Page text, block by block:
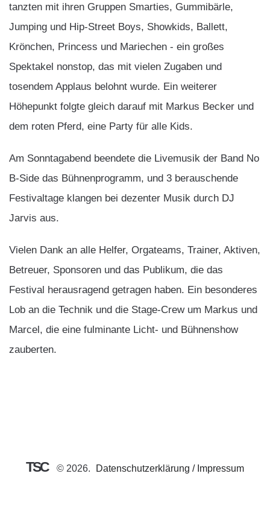
tanzten mit ihren Gruppen Smarties, Gummibärle,
Jumping und Hip-Street Boys, Showkids, Ballett,
Krönchen, Princess und Mariechen - ein großes
Spektakel nonstop, das mit vielen Zugaben und
tosendem Applaus belohnt wurde. Ein weiterer
Höhepunkt folgte gleich darauf mit Markus Becker und
dem roten Pferd, eine Party für alle Kids.
Am Sonntagabend beendete die Livemusik der Band No
B-Side das Bühnenprogramm, und 3 berauschende
Festivaltage klangen bei dezenter Musik durch DJ
Jarvis aus.
Vielen Dank an alle Helfer, Orgateams, Trainer, Aktiven,
Betreuer, Sponsoren und das Publikum, die das
Festival herausragend getragen haben. Ein besonderes
Lob an die Technik und die Stage-Crew um Markus und
Marcel, die eine fulminante Licht- und Bühnenshow
zauberten.
TSC © 2026 Datenschutzerklärung / Impressum